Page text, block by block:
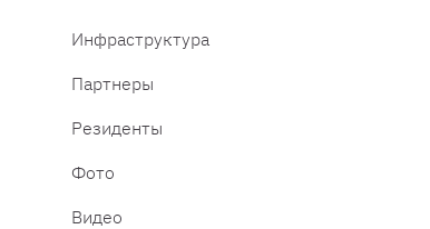
Инфраструктура
Партнеры
Резиденты
Фото
Видео